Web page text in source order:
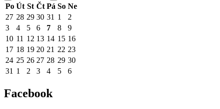
Po Út St Čt Pá So Ne
27 28 29 30 31 1
2
3
4 5 6 7 8
9
10 11 12 13 14 15 16
17 18 19 20 21 22 23
24 25 26 27 28 29 30
31 1 2 3 4 5 6
Facebook